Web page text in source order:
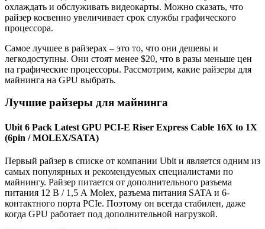
охлаждать и обслуживать видеокарты. Можно сказать, что
райзер косвенно увеличивает срок службы графического
процессора.
Самое лучшее в райзерах – это то, что они дешевы и
легкодоступны. Они стоят менее $20, что в разы меньше цен
на графические процессоры. Рассмотрим, какие райзеры для
майнинга на GPU выбрать.
Лучшие райзеры для майнинга
Ubit 6 Pack Latest GPU PCI-E Riser Express Cable 16X to 1X
(6pin / MOLEX/SATA)
Первый райзер в списке от компании Ubit и является одним из
самых популярных и рекомендуемых специалистами по
майнингу. Райзер питается от дополнительного разъема
питания 12 В / 1,5 А Molex, разъема питания SATA и 6-
контактного порта PCIe. Поэтому он всегда стабилен, даже
когда GPU работает под дополнительной нагрузкой.